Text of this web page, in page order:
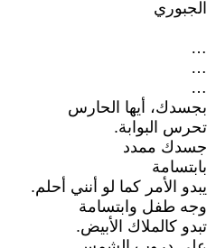
الجبوري
…
…
…
بجسدك، أيها الحارس
تحرس البوابة.
جسدك ممدد
بابتسامة
يبدو الأمر كما لو أنني أحلم.
وجه طفل وابتسامة
تبدو كالملاك الأبيض.